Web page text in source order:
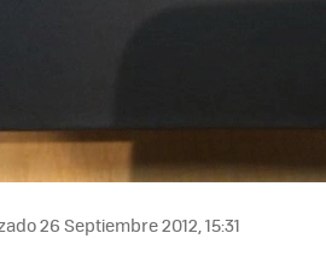
26 Septiembre 2012, 15:31